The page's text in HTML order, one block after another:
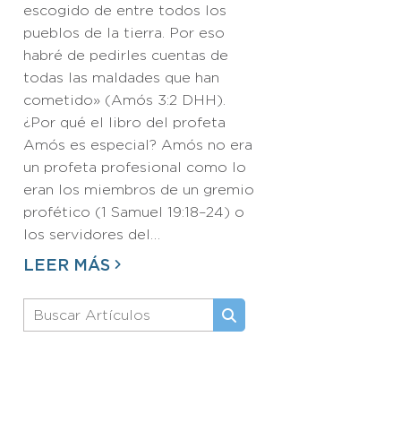
escogido de entre todos los
pueblos de la tierra. Por eso
habré de pedirles cuentas de
todas las maldades que han
cometido» (Amós 3:2 DHH).
¿Por qué el libro del profeta
Amós es especial? Amós no era
un profeta profesional como lo
eran los miembros de un gremio
profético (1 Samuel 19:18–24) o
los servidores del…
LEER MÁS